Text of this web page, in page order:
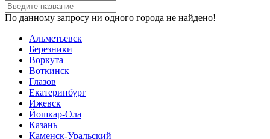
По данному запросу ни одного города не найдено!
Альметьевск
Березники
Воркута
Воткинск
Глазов
Екатеринбург
Ижевск
Йошкар-Ола
Казань
Каменск-Уральский